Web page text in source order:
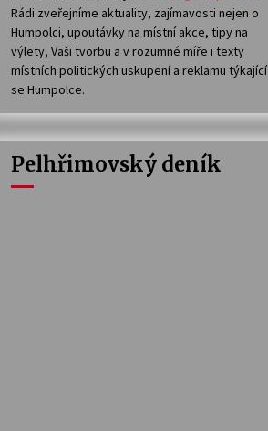
Rádi zveřejníme aktuality, zajímavosti nejen o
Humpolci, upoutávky na místní akce, tipy na
výlety, Vaši tvorbu a v rozumné míře i texty
místních politických uskupení a reklamu týkající
se Humpolce.
Pelhřimovský deník